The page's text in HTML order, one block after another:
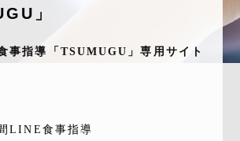
」
事指導「TSUMUGU」専用サイト
LINE食事指導